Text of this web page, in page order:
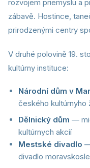
rozvojem priemyslu a
zábavě. Hostince,
prirodzenými centry
V druhé polovině 19.
kultúrny instituce:
Národní dům v
českého kultúrnyho
Dělnický dům —
kultúrnych akcií
Mestské divadlo
divadlo